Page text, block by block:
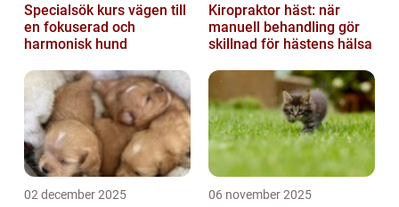
Specialsök kurs vägen till
en fokuserad och
harmonisk hund
Kiropraktor häst: när
manuell behandling gör
skillnad för hästens hälsa
02 december 2025 06 november 2025